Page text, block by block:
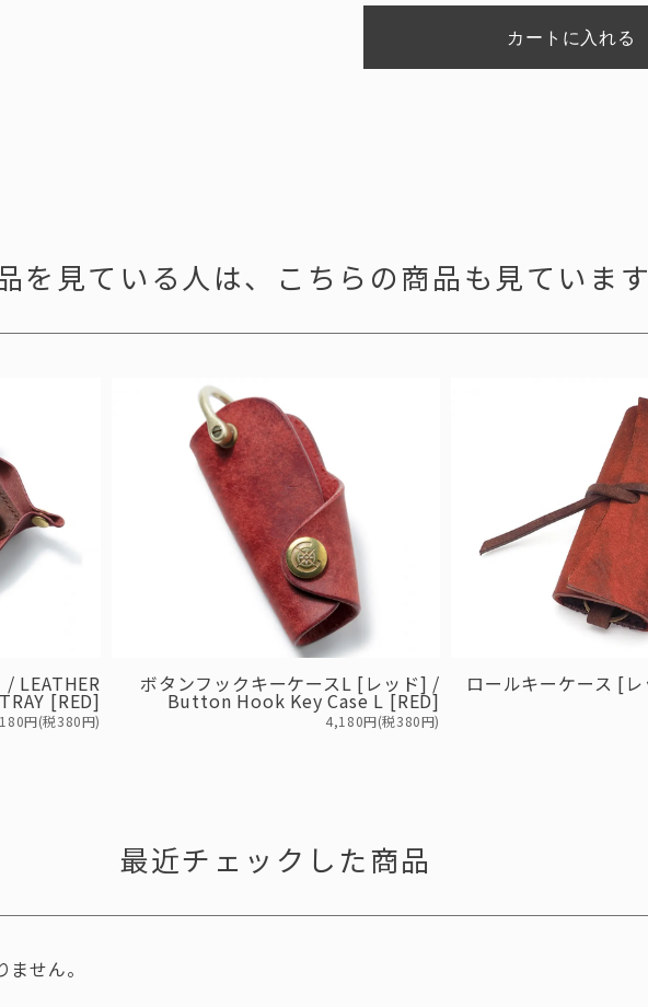
カートに入れる
を見ている人は、 こちらの商品も見ています
LEATHER
[RED]
円(税380円)
ボタンフックキーケースL [レッド] /
Button Hook Key Case L [RED]
4,180円(税380円)
ロールキーケース [
最近チェックした商品
せん。